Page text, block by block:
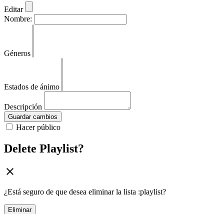
Editar
Nombre:
Géneros
Estados de ánimo
Descripción
Guardar cambios
Hacer público
Delete Playlist?
¿Está seguro de que desea eliminar la lista :playlist?
Eliminar